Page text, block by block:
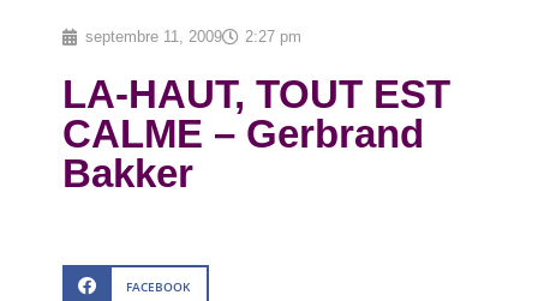
septembre 11, 2009 2:27 pm
LA-HAUT, TOUT EST
CALME – Gerbrand
Bakker
FACEBOOK